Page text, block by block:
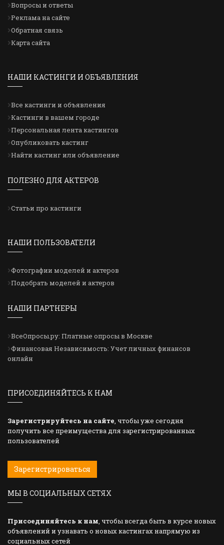
Вопросы и ответы
Реклама на сайте
Обратная связь
Карта сайта
НАШИ КАСТИНГИ И ОБЪЯВЛЕНИЯ
Все кастинги и объявления
Кастинги в вашем городе
Персональная лента кастингов
Опубликовать кастинг
Найти кастинг или объявление
ПОЛЕЗНО ДЛЯ АКТЕРОВ
Статьи про кастинги
НАШИ ПОЛЬЗОВАТЕЛИ
Фотографии моделей и актеров
Подобрать моделей и актеров
НАШИ ПАРТНЕРЫ
ВсеОпросы.ру: Платные опросы в Москве
Финансовая Независимость: Учет личных финансов
онлайн
ПРИСОЕДИНЯЙТЕСЬ К НАМ
Зарегистрируйтесь на сайте, чтобы уже сегодня
получить все преимущества для зарегистрированных
пользователей
Зарегистрироваться
МЫ В СОЦИАЛЬНЫХ СЕТЯХ
Присоединяйтесь к нам, чтобы всегда быть в курсе новых
объявлений и узнавать о новых кастингах напрямую из
социальных сетей